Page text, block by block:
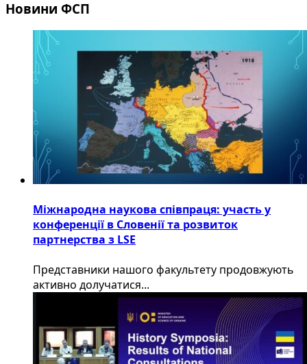
Новини ФСП
Міжнародна наукова співпраця: участь у
конференції в Словенії та розвиток
партнерства з LSE
​Представники нашого факультету продовжують
активно долучатися...